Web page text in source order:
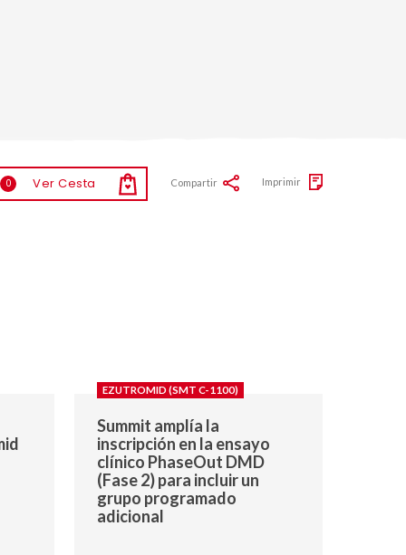
0 Ver Cesta Compartir Imprimir
EZUTROMID (SMT C-1100)
Summit amplía la
inscripción en la ensayo
clínico PhaseOut DMD
(Fase 2) para incluir un
grupo programado
adicional